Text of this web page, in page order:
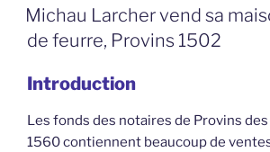
LE
Michau Larcher vend sa
de feurre, Provins 1502
Introduction
Les fonds des notaires de Provins
1560 contiennent beaucoup de